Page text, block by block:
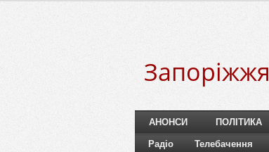
Запоріжжя
АНОНСИ ПОЛІТИКА
Радіо Телебачення